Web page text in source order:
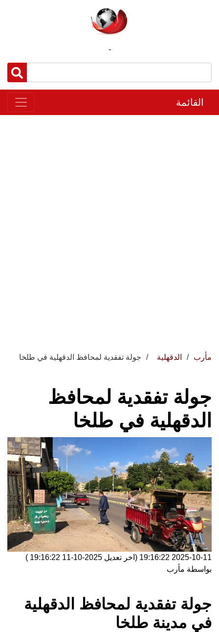
-
القائمة
مأرب الدقهلية جولة تفقدية لمحافظ الدقهلية في طلخا
جولة تفقدية لمحافظ
الدقهلية في طلخا
2025-10-11 19:16:22 (اخر تعديل 2025-10-11 19:16:22
)
بواسطة مأرب
جولة تفقدية لمحافظ الدقهلية
في مدينة طلخا